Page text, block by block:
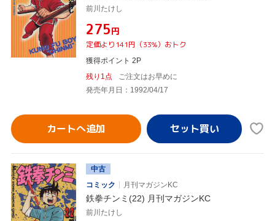
前川たけし
¥275円
定価より141円（33%）おトク
獲得ポイント 2P
残り1点
ご注文はお早めに
発売年月日：1992/04/17
カートへ追加
中古
コミック
月刊マガジンKC
鉄拳チンミ(22) 月刊マガジンKC
前川たけし